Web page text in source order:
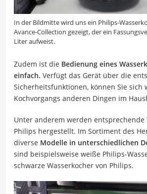
In der Bildmitte wird uns ein Philips-
Avance-Collection gezeigt, der ein
Liter aufweist.
Zudem ist die Bedienung eines
einfach. Verfügt das Gerät über die
Sicherheitsfunktionen, können Sie sich
Kochvorgangs anderen Dingen im
Unter anderem werden entsprechende
Philips hergestellt. Im Sortiment des
diverse Modelle in unterschiedlichen
sind beispielsweise weiße Philips-
schwarze Wasserkocher von Philips.